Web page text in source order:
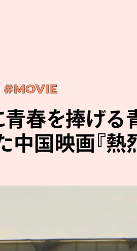
#MOVIE
青春を捧げる
中国映画『熱